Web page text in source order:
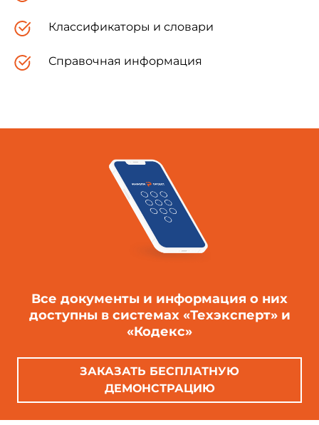
Классификаторы и словари
Справочная информация
Все документы и информация о них
доступны в системах «Техэксперт» и
«Кодекс»
ЗАКАЗАТЬ БЕСПЛАТНУЮ
ДЕМОНСТРАЦИЮ